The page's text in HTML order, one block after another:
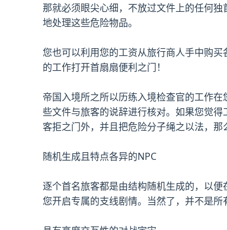
那就必须眼尖心细，不放过文件上的任何
地处理这些危险物品。
您也可以利用您的工资从旅行商人手中购
的工作打开首扇扇便利之门！
帝国入境所之所以历练入境检查官的工作
些文件与旅客的说辞进行核对。如果您觉
客拒之门外，并且把危险分子绳之以法，那
随机生成且特点各异的NPC
逐个首名旅客都是由结构随机生成的，以
您开启专属的支线剧情。当然了，并不是